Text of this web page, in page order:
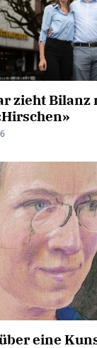
zieht Bilanz
eine